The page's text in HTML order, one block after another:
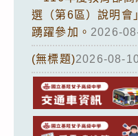
選（第6區）說明會
踴躍參加。 2026-
(無標題)2026-08-